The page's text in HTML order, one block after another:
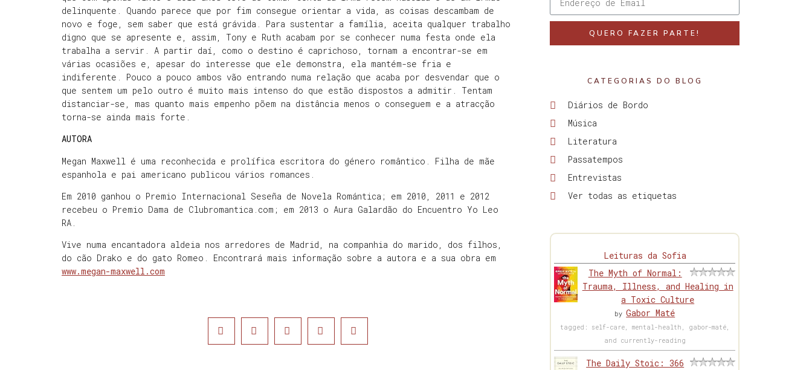
delinquente. Quando parece que por fim consegue orientar a vida, as coisas descambam de
novo e foge, sem saber que está grávida. Para sustentar a família, aceita qualquer trabalho
digno que se apresente e, assim, Tony e Ruth acabam por se conhecer numa festa onde ela
trabalha a servir. A partir daí, como o destino é caprichoso, tornam a encontrar-se em
várias ocasiões e, apesar do interesse que ele demonstra, ela mantém-se fria e
indiferente. Pouco a pouco ambos vão entrando numa relação que acaba por desvendar que o
que sentem um pelo outro é muito mais intenso do que estão dispostos a admitir. Tentam
distanciar-se, mas quanto mais empenho põem na distância menos o conseguem e a atracção
torna-se ainda mais forte.
AUTORA
Megan Maxwell é uma reconhecida e prolífica escritora do género romântico. Filha de mãe
espanhola e pai americano publicou vários romances.
Em 2010 ganhou o Premio Internacional Seseña de Novela Romántica; em 2010, 2011 e 2012
recebeu o Premio Dama de Clubromantica.com; em 2013 o Aura Galardão do Encuentro Yo Leo
RA.
Vive numa encantadora aldeia nos arredores de Madrid, na companhia do marido, dos filhos,
do cão Drako e do gato Romeo. Encontrará mais informação sobre a autora e a sua obra em
www.megan-maxwell.com
QUERO FAZER PARTE!
CATEGORIAS DO BLOG
Diários de Bordo
Música
Literatura
Passatempos
Entrevistas
Ver todas as etiquetas
Leituras da Sofia
The Myth of Normal:
Trauma, Illness, and Healing in
a Toxic Culture
byGabor Maté
tagged: self-care, mental-health, gabor-maté,
and currently-reading
The Daily Stoic: 366